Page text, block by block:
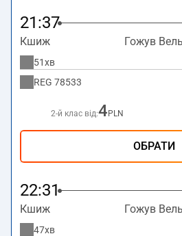
21:37
Кшиж Гожув
51хв
REG 78533
2-й клас від:4 PLN
ОБРАТИ
22:31
Кшиж Гожув
47хв